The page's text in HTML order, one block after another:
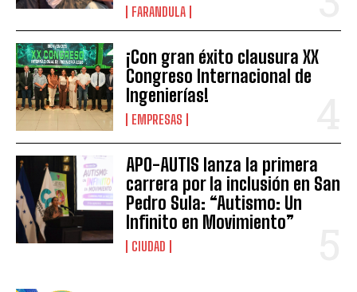
FARANDULA
¡Con gran éxito clausura XX
Congreso Internacional de
Ingenierías!
EMPRESAS
APO-AUTIS lanza la primera
carrera por la inclusión en San
Pedro Sula: “Autismo: Un
Infinito en Movimiento”
CIUDAD